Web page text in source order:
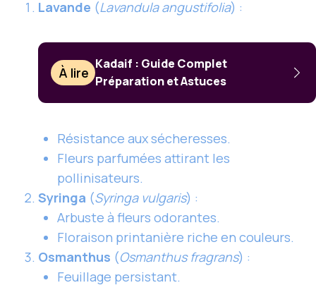
Lavande (Lavandula angustifolia) :
À lire
Kadaif : Guide Complet
Préparation et Astuces
Résistance aux sécheresses.
Fleurs parfumées attirant les
pollinisateurs.
Syringa (Syringa vulgaris) :
Arbuste à fleurs odorantes.
Floraison printanière riche en couleurs.
Osmanthus (Osmanthus fragrans) :
Feuillage persistant.